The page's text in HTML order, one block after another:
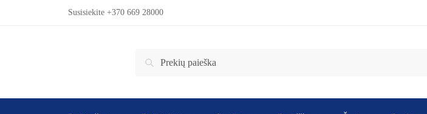
Skip to navigationSusisiekite +370 669 28000
Ieškoti:
Ieškoti